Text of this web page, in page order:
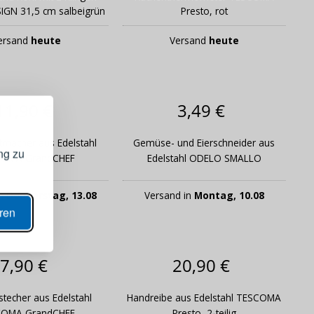
zu
31,5 cm salbeigrün
heute
Presto, rot
Versand heute
aus Edelstahl
GrandCHEF
Donnerstag, 13.08
3,49 €
Gemüse- und Eierschneider aus
Edelstahl ODELO SMALLO
Versand in Montag, 10.08
7,90 €
aus Edelstahl
20,90 €
Handreibe aus Edelstahl TESCOMA